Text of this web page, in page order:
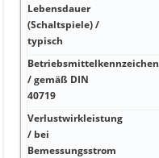
Lebensdauer
(Schaltspiele) /
typisch
Betriebsmittelkennzeichen
/ gemäß DIN
40719
Verlustwirkleistung
/ bei
Bemessungsstrom